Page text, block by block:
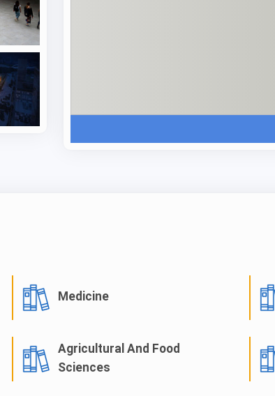
شهریه این
مبلغی ثابت و قسط دوم مبلغی متغیر است. برای
است، در حالی که قسط دوم بر اساس درآمد
برای متقاضیان مهاجرت تحصیلی که مایل به تحصیل
بورسیه استانی این مجموعه در ایتالیا فرصت
می‌کند تا تحصیل در ایتالیا را تجربه کنند. این
ارشد و دکتری است. علاوه بر این، به تجربه موسسه
است. برای واجد شرایط بودن بورسیه استانی
تضمین اقامت دانشجویان
ارائه وعده‌های غذایی رایگان در سالن‌های
Medicine
Agricultural And Food
Sciences